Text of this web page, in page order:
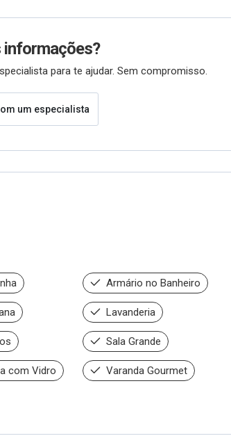
informações?
para te ajudar. Sem compromisso.
um especialista
Armário no Banheiro
Lavanderia
Sala Grande
com Vidro Varanda Gourmet